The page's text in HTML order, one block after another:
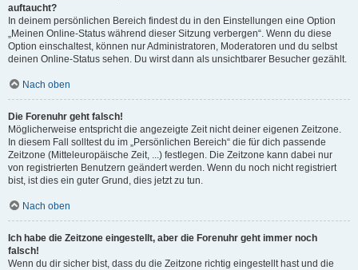
auftaucht?
In deinem persönlichen Bereich findest du in den Einstellungen eine Option
„Meinen Online-Status während dieser Sitzung verbergen“. Wenn du diese
Option einschaltest, können nur Administratoren, Moderatoren und du selbst
deinen Online-Status sehen. Du wirst dann als unsichtbarer Besucher gezählt.
Nach oben
Die Forenuhr geht falsch!
Möglicherweise entspricht die angezeigte Zeit nicht deiner eigenen Zeitzone.
In diesem Fall solltest du im „Persönlichen Bereich“ die für dich passende
Zeitzone (Mitteleuropäische Zeit, ...) festlegen. Die Zeitzone kann dabei nur
von registrierten Benutzern geändert werden. Wenn du noch nicht registriert
bist, ist dies ein guter Grund, dies jetzt zu tun.
Nach oben
Ich habe die Zeitzone eingestellt, aber die Forenuhr geht immer noch
falsch!
Wenn du dir sicher bist, dass du die Zeitzone richtig eingestellt hast und die